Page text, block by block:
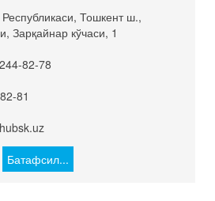
Тошкент ш.,
Зарқайнар кўчаси, 1
82-78
81
Батафсил...